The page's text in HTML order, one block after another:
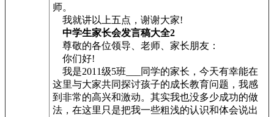
师。
我就讲以上五点，谢谢大家!
中学生家长会发言稿大全2
尊敬的各位领导、老师、家长朋友：
你们好!
我是2011级5班___同学的家长，今天有幸能在
这里与大家共同探讨孩子的成长教育问题，我感
到非常的高兴和激动。其实我也没多少成功的做
法，在这里只是把我一些粗浅的认识和体会说出